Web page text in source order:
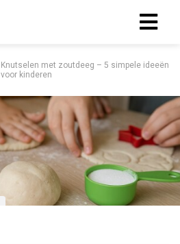
Knutselen met zoutdeeg – 5 simpele ideeën
voor kinderen